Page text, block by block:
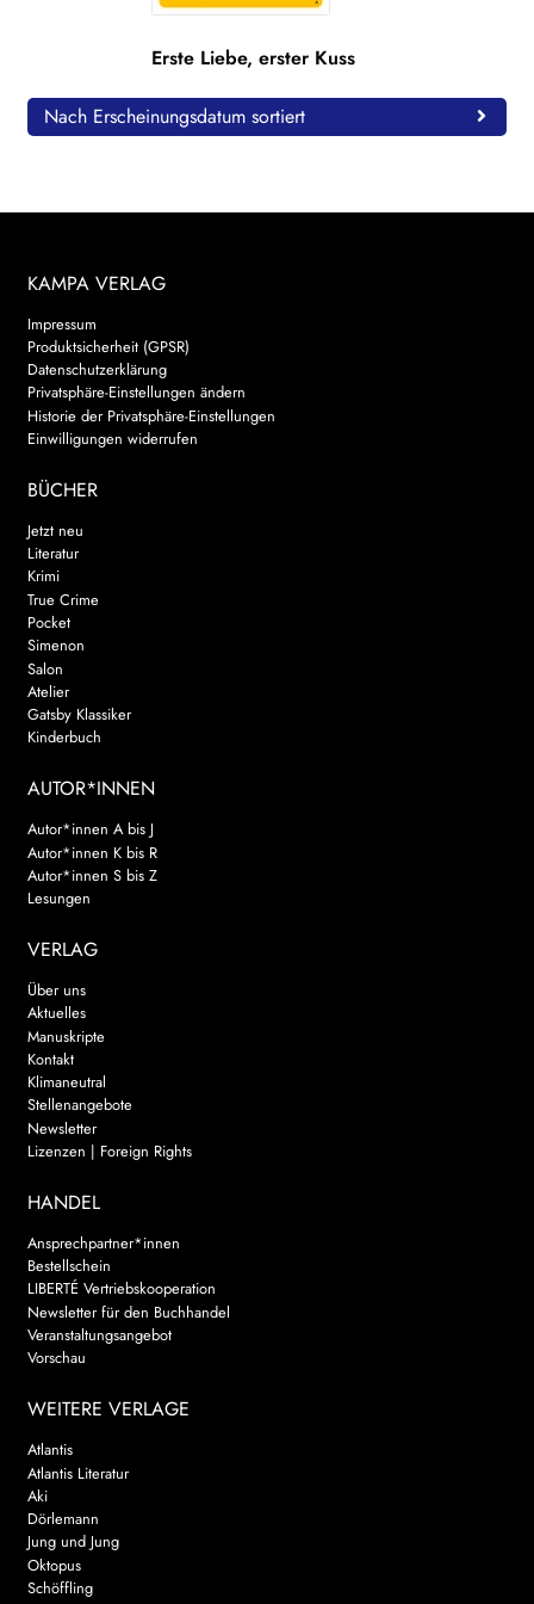
Search:
Erste Liebe, erster Kuss
Nach Erscheinungsdatum sortiert
KAMPA VERLAG
Impressum
Produktsicherheit (GPSR)
Datenschutzerklärung
Privatsphäre-Einstellungen ändern
Historie der Privatsphäre-Einstellungen
Einwilligungen widerrufen
BÜCHER
Jetzt neu
Literatur
Krimi
True Crime
Pocket
Simenon
Salon
Atelier
Gatsby Klassiker
Kinderbuch
AUTOR*INNEN
Autor*innen A bis J
Autor*innen K bis R
Autor*innen S bis Z
Lesungen
VERLAG
Über uns
Aktuelles
Manuskripte
Kontakt
Klimaneutral
Stellenangebote
Newsletter
Lizenzen | Foreign Rights
HANDEL
Ansprechpartner*innen
Bestellschein
LIBERTÉ Vertriebskooperation
Newsletter für den Buchhandel
Veranstaltungsangebot
Vorschau
WEITERE VERLAGE
Atlantis
Atlantis Literatur
Aki
Dörlemann
Jung und Jung
Oktopus
Schöffling